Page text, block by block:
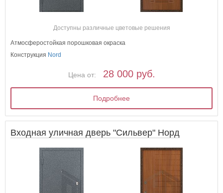
Доступны различные цветовые решения
Атмосферостойкая порошковая окраска
Конструкция Nord
Цена от: 28 000 руб.
Подробнее
Входная уличная дверь "Сильвер" Норд